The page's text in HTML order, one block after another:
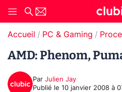
Accueil PC & Gaming
AMD: Phenom,
Par Julien Jay
Publié le 10 janvier 2008 à